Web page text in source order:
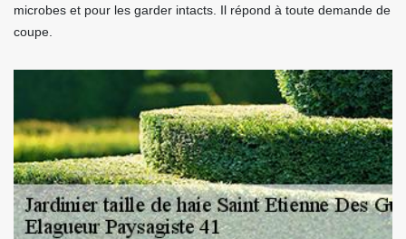
microbes et pour les garder intacts. Il répond à toute demande de
coupe.